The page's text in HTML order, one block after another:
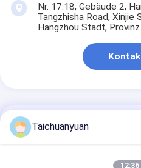
Nr. 17.18, Gebäude 2,
Tangzhisha Road,
Hangzhou Stadt,
Erhalten Sie Den
Taichuanyuan
12:36